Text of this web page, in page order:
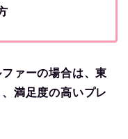
ァーの場合は、東
満足度の高いプレ